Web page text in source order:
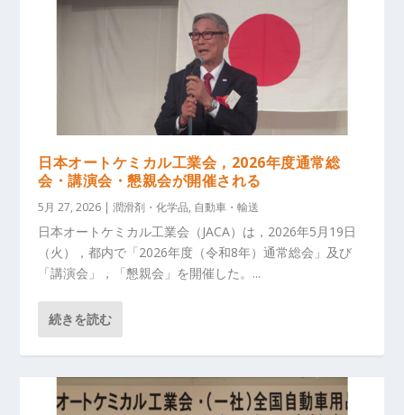
日本オートケミカル工業会，2026年度通常総
会・講演会・懇親会が開催される
5月 27, 2026 |潤滑剤・化学品, 自動車・輸送
日本オートケミカル工業会（JACA）は，2026年5月19日
（火），都内で「2026年度（令和8年）通常総会」及び
「講演会」，「懇親会」を開催した。...
続きを読む